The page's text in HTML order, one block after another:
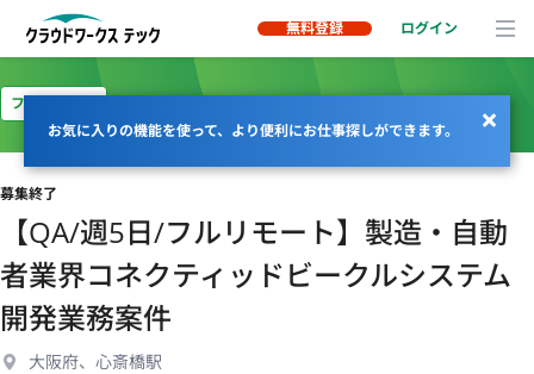
無料登録 ログイン
お気に入りの機能を使って、より便利にお仕事探しができます。
フルリモート
募集終了
【QA/週5日/フルリモート】製造・自動
者業界コネクティッドビークルシステム
開発業務案件
大阪府、心斎橋駅